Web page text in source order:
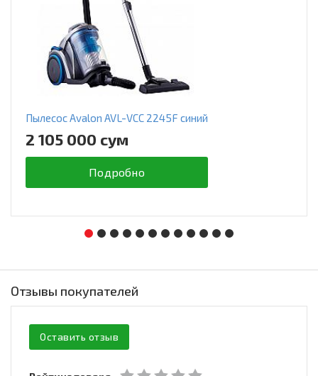
Пылесос Avalon AVL-VCC 2245F синий
2 105 000 сум
Подробно
Отзывы покупателей
Оставить отзыв